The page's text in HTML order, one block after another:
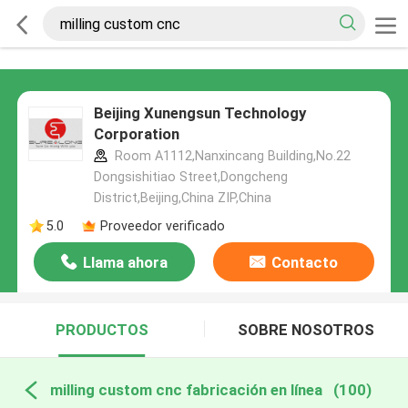
Beijing Xunengsun Technology
Corporation
Room A1112,Nanxincang Building,No.22
Dongsishitiao Street,Dongcheng
District,Beijing,China ZIP,China
5.0
Proveedor verificado
Llama ahora Contacto
PRODUCTOS SOBRE NOSOTROS
milling custom cnc fabricación en línea (100)